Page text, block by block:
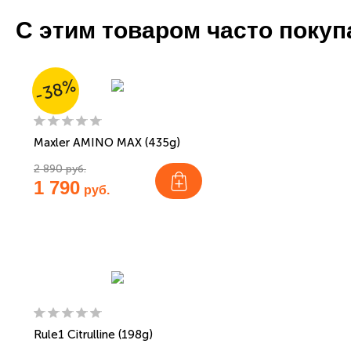
С этим товаром часто
Maxler AMINO MAX (435g)
2 890 руб.
1 790 руб.
-38%
Rule1 Citrulline (198g)